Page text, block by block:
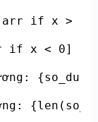
if x > 0]
if x < 0]